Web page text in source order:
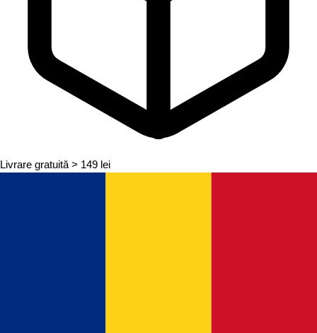
Livrare gratuită > 149 lei